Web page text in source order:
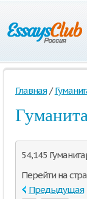
Главная /
54,145
Перейти на
Предыдущая